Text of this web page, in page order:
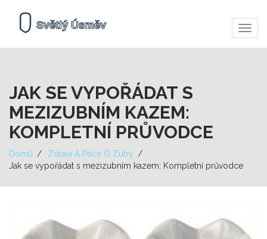
JAK SE VYPOŘÁDAT S
MEZIZUBNÍM KAZEM:
KOMPLETNÍ PRŮVODCE
Domů
Zdraví A Péče O Zuby
Jak se vypořádat s mezizubním kazem: Kompletní průvodce